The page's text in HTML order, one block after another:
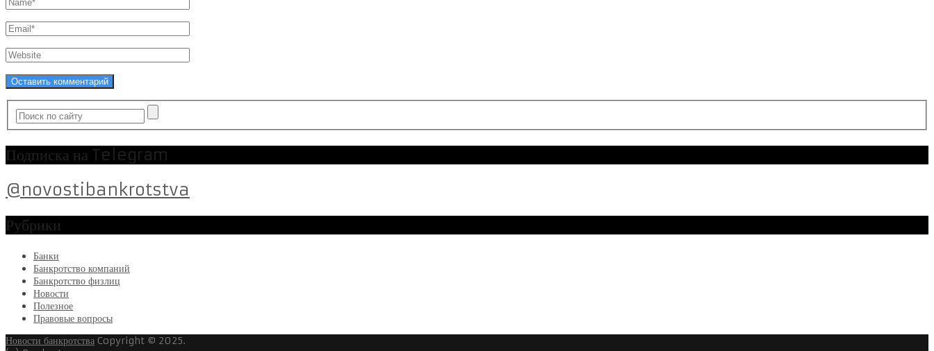
Подписка на Telegram
@novostibankrotstva
Рубрики
Банки
Банкротство компаний
Банкротство физлиц
Новости
Полезное
Правовые вопросы
Новости банкротства Copyright © 2025.